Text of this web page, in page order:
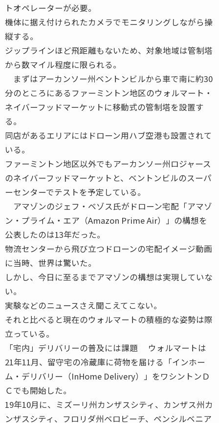
トオペレーターが必要。
機体に据え付けられたカメラでモニタリングしながら操
縦する。
ジップラインほど飛距離もないため、対象地域は管制塔
から数マイル程度に限られる。
まずはアーカンソー州ベントンビルから車で南に約30
分のところにあるファーミントン地区のウォルマート・
ネイバーフッドマーケットに移動式の管制塔を設置す
る。
同店があるエリアにはドローン用ハブ空港も設置されて
いる。
ファーミントン地区以外でもアーカンソー州ロジャース
のネイバーフッドマーケットと、ベントンビルのスーパ
ーセンターでテストを予定している。
アマゾンのジェフ・ベゾス氏がドローン宅配「アマゾ
ン・プライム・エア（Amazon Prime Air）」の構想を
公表したのは13年だった。
物流センターから飛び立つドローンの宅配イメージ動画
に当時、世界は驚いた。
しかし、今日に至るまでアマゾンの構想は実現していな
い。
実験などのニュースさえ聞こえてこない。
それと比べると現在のウォルマートの積極的な姿勢は際
立っている。
「宅内」デリバリーの普及には課題 ウォルマートは
21年11月、留守宅の冷蔵庫に荷物を届ける「インホー
ム・デリバリー（InHome Delivery）」をワシントンＤ
Ｃでも開始した。
19年10月に、ミズーリ州カンザスシティ、カンザス州カ
ンザスシティ、フロリダ州ベロビーチ、ペンシルベニア